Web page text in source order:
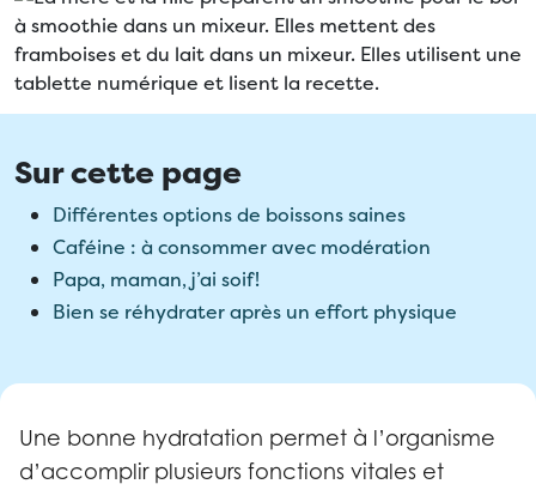
Sur cette page
Différentes options de boissons saines
Caféine : à consommer avec modération
Papa, maman, j’ai soif!
Bien se réhydrater après un effort physique
Une bonne hydratation permet à l’organisme
d’accomplir plusieurs fonctions vitales et